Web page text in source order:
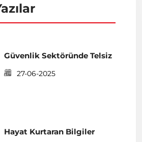
Güvenlik Sektöründe Telsiz
27-06-2025
Hayat Kurtaran Bilgiler